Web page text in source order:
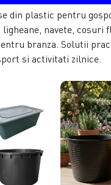
din plastic pentru
navete, cosuri
branza. Solutii
si activitati zilnice.